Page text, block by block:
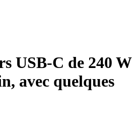
USB-C de 240 W
avec quelques